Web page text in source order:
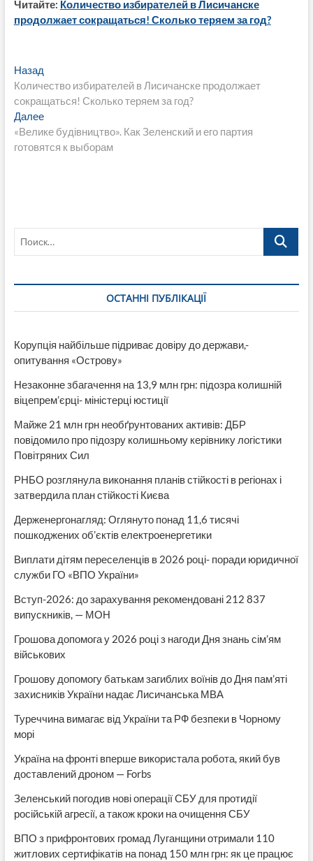
Читайте: Количество избирателей в Лисичанске
продолжает сокращаться! Сколько теряем за год?
Навигация
по
записям
НазадПредыдущая
запись:
Количество избирателей в Лисичанске продолжает
сокращаться! Сколько теряем за год?
ДалееСледующая
запись:
«Велике будівництво». Как Зеленский и его партия
готовятся к выборам
Поиск…
ОСТАННІ ПУБЛІКАЦІЇ
Корупція найбільше підриває довіру до держави,-
опитування «Острову»
Незаконне збагачення на 13,9 млн грн: підозра колишній
віцепрем’єрці- міністерці юстиції
Майже 21 млн грн необґрунтованих активів: ДБР
повідомило про підозру колишньому керівнику логістики
Повітряних Сил
РНБО розглянула виконання планів стійкості в регіонах і
затвердила план стійкості Києва
Держенергонагляд: Оглянуто понад 11,6 тисячі
пошкоджених об’єктів електроенергетики
Виплати дітям переселенців в 2026 році- поради юридичної
служби ГО «ВПО України»
Вступ-2026: до зарахування рекомендовані 212 837
випускників, — МОН
Грошова допомога у 2026 році з нагоди Дня знань сім’ям
військових
Грошову допомогу батькам загиблих воїнів до Дня пам’яті
захисників України надає Лисичанська МВА
Туреччина вимагає від України та РФ безпеки в Чорному
морі
Україна на фронті вперше використала робота, який був
доставлений дроном — Forbs
Зеленський погодив нові операції СБУ для протидії
російській агресії, а також кроки на очищення СБУ
ВПО з прифронтових громад Луганщини отримали 110
житлових сертифікатів на понад 150 млн грн: як це працює